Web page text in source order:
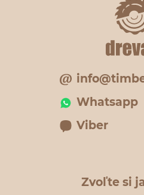
Whatsapp
Viber
Zvoľte si